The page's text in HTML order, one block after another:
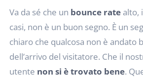
Va da sé che un bounce rate alto,
casi, non è un buon segno. È un
chiaro che qualcosa non è andato
dell’arrivo del visitatore. Che il
utente non si è trovato bene.